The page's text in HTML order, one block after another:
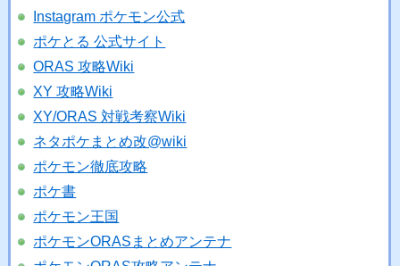
Instagram ポケモン公式
ポケとる 公式サイト
ORAS 攻略Wiki
XY 攻略Wiki
XY/ORAS 対戦考察Wiki
ネタポケまとめ改@wiki
ポケモン徹底攻略
ポケ書
ポケモン王国
ポケモンORASまとめアンテナ